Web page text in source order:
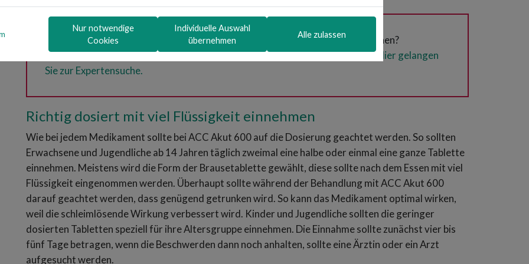
Sie haben Fragen zu ACC Akut oder Medikamenten/Wirkstoffen im Allgemeinen?
Gesundheits-Experten und -Expertinnen aus Ihrer Region beraten Sie gerne. Hier gelangen
Sie zur Expertensuche.
Richtig dosiert mit viel Flüssigkeit einnehmen
Wie bei jedem Medikament sollte bei ACC Akut 600 auf die Dosierung geachtet werden. So sollten
Erwachsene und Jugendliche ab 14 Jahren täglich zweimal eine halbe oder einmal eine ganze Tablette
einnehmen. Meistens wird die Form der Brausetablette gewählt, diese sollte nach dem Essen mit viel
Flüssigkeit eingenommen werden. Überhaupt sollte während der Behandlung mit ACC Akut 600
darauf geachtet werden, dass genügend getrunken wird. So kann das Medikament optimal wirken,
weil die schleimlösende Wirkung verbessert wird. Kinder und Jugendliche sollten die geringer
dosierten Tabletten speziell für ihre Altersgruppe einnehmen. Die Einnahme sollte zunächst vier bis
fünf Tage betragen, wenn die Beschwerden dann noch anhalten, sollte eine Ärztin oder ein Arzt
aufgesucht werden.
Nur notwendige
Cookies
Individuelle Auswahl
übernehmen
Alle zulassen